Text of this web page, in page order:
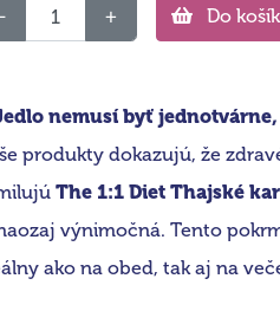
Do
nemusí byť
produkty dokazujú, že
The 1:1 Diet Thajské
výnimočná. Tento
ako na obed, tak aj na